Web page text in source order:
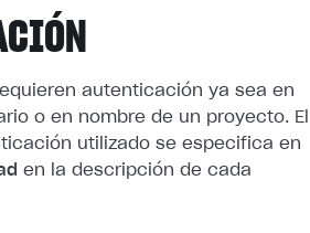
autenticación ya sea en
o en nombre de un proyecto. El
utilizado se especifica en
en la descripción de cada